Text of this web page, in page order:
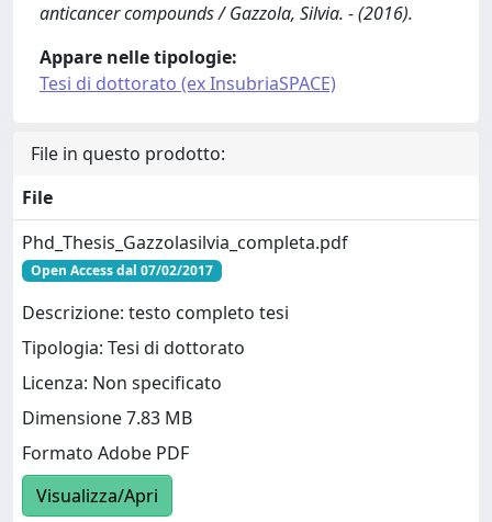
anticancer compounds / Gazzola, Silvia. - (2016).
Appare nelle tipologie:
Tesi di dottorato (ex InsubriaSPACE)
File in questo prodotto:
File
Phd_Thesis_Gazzolasilvia_completa.pdf
Open Access dal 07/02/2017
Descrizione: testo completo tesi
Tipologia: Tesi di dottorato
Licenza: Non specificato
Dimensione 7.83 MB
Formato Adobe PDF
Visualizza/Apri